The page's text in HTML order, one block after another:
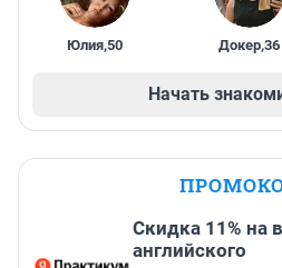
Юлия,50 Докер,36
Начать
Скидка 11% на
английского